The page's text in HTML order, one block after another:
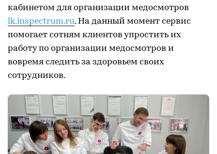
кабинетом для организации медосмотров
lk.inspectrum.ru. На данный момент сервис
помогает сотням клиентов упростить их
работу по организации медосмотров и
вовремя следить за здоровьем своих
сотрудников.